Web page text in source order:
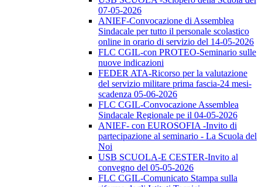
07-05-2026
ANIEF-Convocazione di Assemblea
Sindacale per tutto il personale scolastico
online in orario di servizio del 14-05-2026
FLC CGIL-con PROTEO-Seminario sulle
nuove indicazioni
FEDER ATA-Ricorso per la valutazione
del servizio militare prima fascia-24 mesi-
scadenza 05-06-2026
FLC CGIL-Convocazione Assemblea
Sindacale Regionale pe il 04-05-2026
ANIEF- con EUROSOFIA -Invito di
partecipazione al seminario - La Scuola del
Noi
USB SCUOLA-E CESTER-Invito al
convegno del 05-05-2026
FLC CGIL-Comunicato Stampa sulla